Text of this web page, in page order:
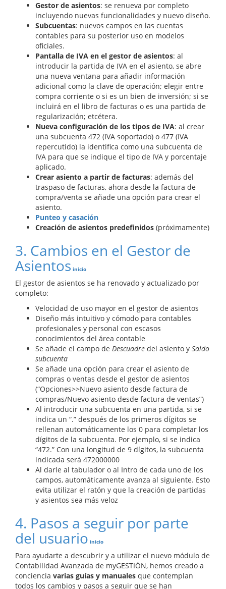
Gestor de asientos: se renueva por completo
incluyendo nuevas funcionalidades y nuevo diseño.
Subcuentas: nuevos campos en las cuentas
contables para su posterior uso en modelos
oficiales.
Pantalla de IVA en el gestor de asientos: al
introducir la partida de IVA en el asiento, se abre
una nueva ventana para añadir información
adicional como la clave de operación; elegir entre
compra corriente o si es un bien de inversión; si se
incluirá en el libro de facturas o es una partida de
regularización; etcétera.
Nueva configuración de los tipos de IVA: al crear
una subcuenta 472 (IVA soportado) o 477 (IVA
repercutido) la identifica como una subcuenta de
IVA para que se indique el tipo de IVA y porcentaje
aplicado.
Crear asiento a partir de facturas: además del
traspaso de facturas, ahora desde la factura de
compra/venta se añade una opción para crear el
asiento.
Punteo y casación
Creación de asientos predefinidos (próximamente)
3. Cambios en el Gestor de
Asientos inicio
El gestor de asientos se ha renovado y actualizado por
completo:
Velocidad de uso mayor en el gestor de asientos
Diseño más intuitivo y cómodo para contables
profesionales y personal con escasos
conocimientos del área contable
Se añade el campo de Descuadre del asiento y Saldo
subcuenta
Se añade una opción para crear el asiento de
compras o ventas desde el gestor de asientos
(“Opciones>>Nuevo asiento desde factura de
compras/Nuevo asiento desde factura de ventas”)
Al introducir una subcuenta en una partida, si se
indica un “.” después de los primeros dígitos se
rellenan automáticamente los 0 para completar los
dígitos de la subcuenta. Por ejemplo, si se indica
“472.” Con una longitud de 9 dígitos, la subcuenta
indicada será 472000000
Al darle al tabulador o al Intro de cada uno de los
campos, automáticamente avanza al siguiente. Esto
evita utilizar el ratón y que la creación de partidas
y asientos sea más veloz
4. Pasos a seguir por parte
del usuario inicio
Para ayudarte a descubrir y a utilizar el nuevo módulo de
Contabilidad Avanzada de myGESTIÓN, hemos creado a
conciencia varias guías y manuales que contemplan
todos los cambios y pasos a seguir que se han